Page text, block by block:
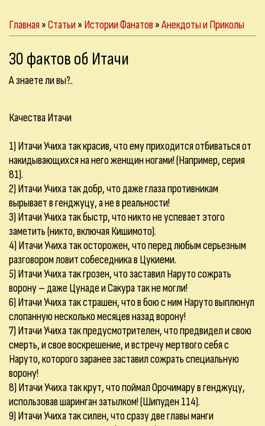
Главная»Статьи» Истории Фанатов »Анекдоты и Приколы
30 фактов об Итачи
А знаете ли вы?..
Качества Итачи
1) Итачи Учиха так красив, что ему приходится отбиваться от
накидывающихся на него женщин ногами! (Например, серия
81).
2) Итачи Учиха так добр, что даже глаза противникам
вырывает в генджуцу, а не в реальности!
3) Итачи Учиха так быстр, что никто не успевает этого
заметить (никто, включая Кишимото).
4) Итачи Учиха так осторожен, что перед любым серьезным
разговором ловит собеседника в Цукиеми.
5) Итачи Учиха так грозен, что заставил Наруто сожрать
ворону – даже Цунаде и Сакура так не могли!
6) Итачи Учиха так страшен, что в бою с ним Наруто выплюнул
слопанную несколько месяцев назад ворону!
7) Итачи Учиха так предусмотрителен, что предвидел и свою
смерть, и свое воскрешение, и встречу мертвого себя с
Наруто, которого заранее заставил сожрать специальную
ворону!
8) Итачи Учиха так крут, что поймал Орочимару в генджуцу,
использовав шаринган затылком! (Шипуден 114).
9) Итачи Учиха так силен, что сразу две главы манги